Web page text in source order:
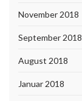
November 2018
September 2018
August 2018
Januar 2018